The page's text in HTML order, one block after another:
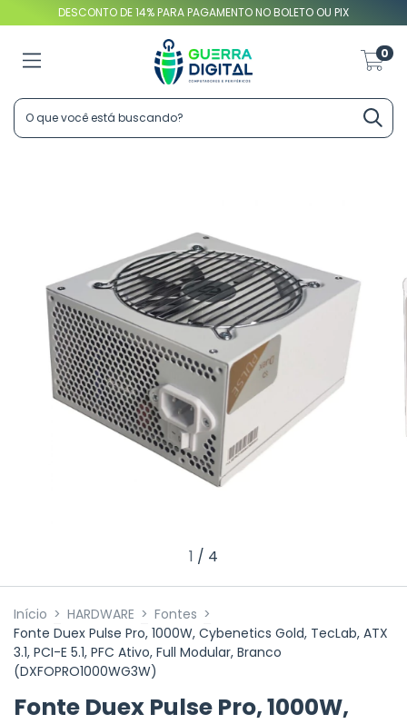
DESCONTO DE 14% PARA PAGAMENTO NO BOLETO OU PIX
0
1 / 4
Início > HARDWARE > Fontes >
Fonte Duex Pulse Pro, 1000W, Cybenetics Gold, TecLab, ATX
3.1, PCI-E 5.1, PFC Ativo, Full Modular, Branco
(DXFOPRO1000WG3W)
Fonte Duex Pulse Pro, 1000W,